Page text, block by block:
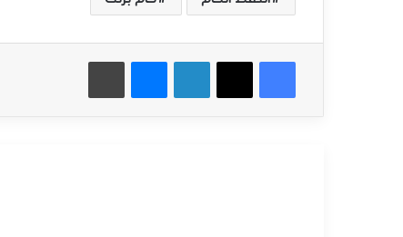
فيسبوك
‫X لينكدإن ماسنجر طباعة